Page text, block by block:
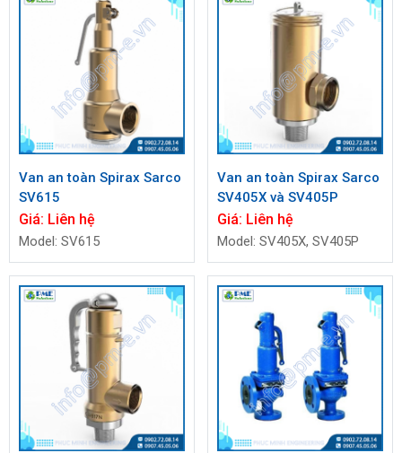
Van an toàn Spirax Sarco
SV615
Giá: Liên hệ
Model: SV615​​​​​​​
Van an toàn Spirax Sarco
SV405X và SV405P
Giá: Liên hệ
Model: SV405X, SV405P